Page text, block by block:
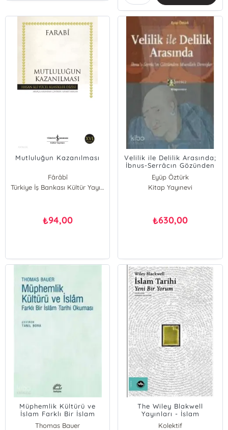
Mutluluğun Kazanılması
Fârâbî
Türkiye İş Bankası Kültür Yayınları
₺94,00
Velilik ile Delilik Arasında;
İbnus-Serrâcın Gözünden
Muvelleh Dervişler
Eyüp Öztürk
Kitap Yayınevi
₺630,00
Müphemlik Kültürü ve
İslam Farklı Bir İslam
Tarihi Okuması
Thomas Bauer
The Wiley Blakwell
Yayınları - İslam
Tarihi;Yeni Bir Yorum
Kolektif